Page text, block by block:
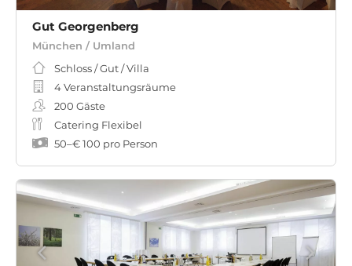
Gut Georgenberg
München / Umland
Schloss / Gut / Villa
4 Veranstaltungsräume
200 Gäste
Catering Flexibel
50–€ 100 pro Person